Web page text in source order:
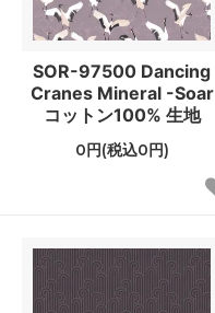
SOR-97500 Dancing
Cranes Mineral -Soar
コットン100% 生地
0円(税込0円)